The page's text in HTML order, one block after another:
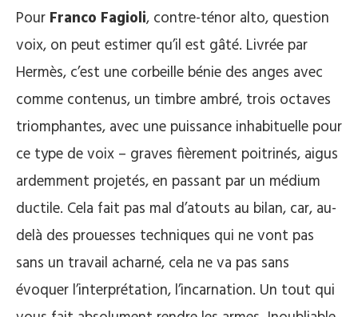
Pour Franco Fagioli, contre-ténor alto, question
voix, on peut estimer qu’il est gâté. Livrée par
Hermès, c’est une corbeille bénie des anges avec
comme contenus, un timbre ambré, trois octaves
triomphantes, avec une puissance inhabituelle pour
ce type de voix – graves fièrement poitrinés, aigus
ardemment projetés, en passant par un médium
ductile. Cela fait pas mal d’atouts au bilan, car, au-
delà des prouesses techniques qui ne vont pas
sans un travail acharné, cela ne va pas sans
évoquer l’interprétation, l’incarnation. Un tout qui